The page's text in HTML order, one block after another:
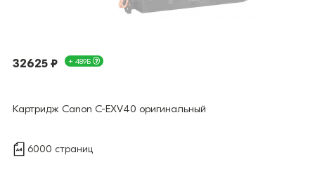
32625 ₽ + 489Б
Картридж Canon C-EXV40 оригинальный
6000 страниц